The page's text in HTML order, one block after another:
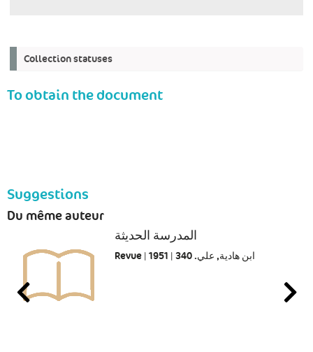
Collection statuses
To obtain the document
Suggestions
Du même auteur
المدرسة الحديثة
Revue | ابن هادية, علي. 340 | 1951